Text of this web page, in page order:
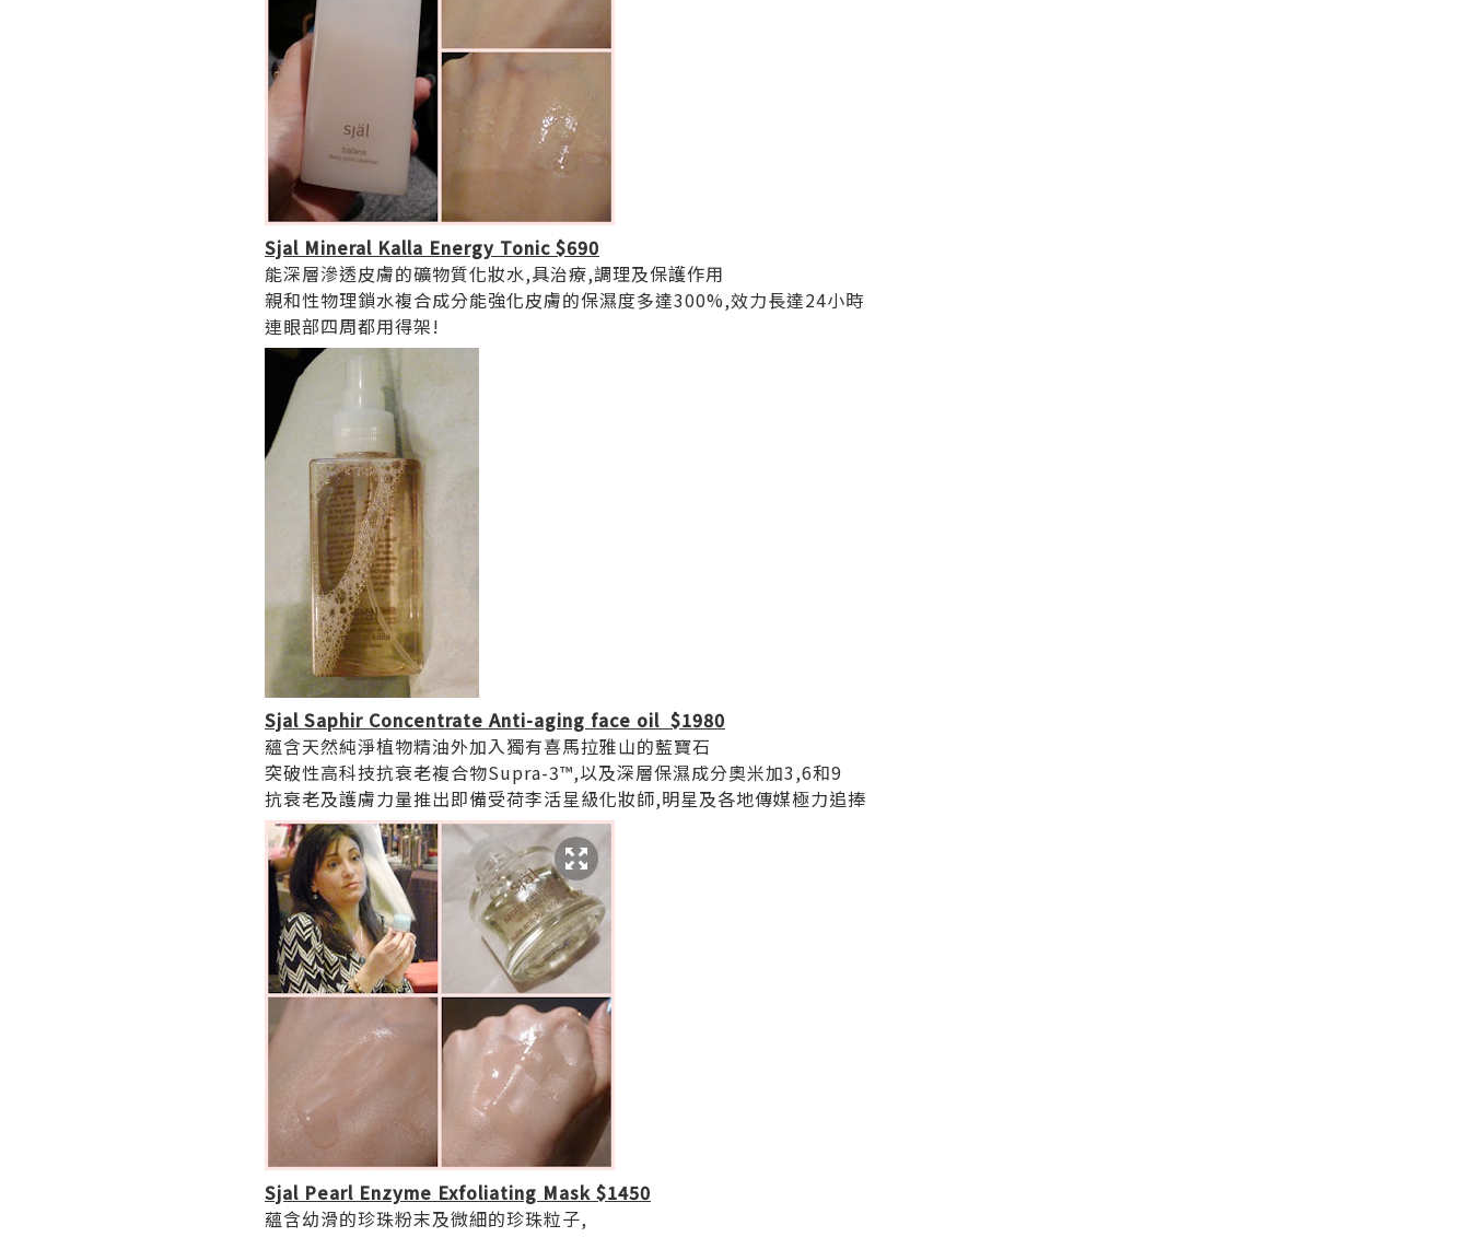
Sjal Mineral Kalla Energy Tonic $690
能深層滲透皮膚的礦物質化妝水,具治療,調理及保護作用
親和性物理鎖水複合成分能強化皮膚的保濕度多達300%,效力長達24小時
連眼部四周都用得架!
Sjal Saphir Concentrate Anti-aging face oil $1980
蘊含天然純淨植物精油外加入獨有喜馬拉雅山的藍寶石
突破性高科技抗衰老複合物Supra-3™,以及深層保濕成分奧米加3,6和9
抗衰老及護膚力量推出即備受荷李活星級化妝師,明星及各地傳媒極力追捧
Sjal Pearl Enzyme Exfoliating Mask $1450
蘊含幼滑的珍珠粉末及微細的珍珠粒子,